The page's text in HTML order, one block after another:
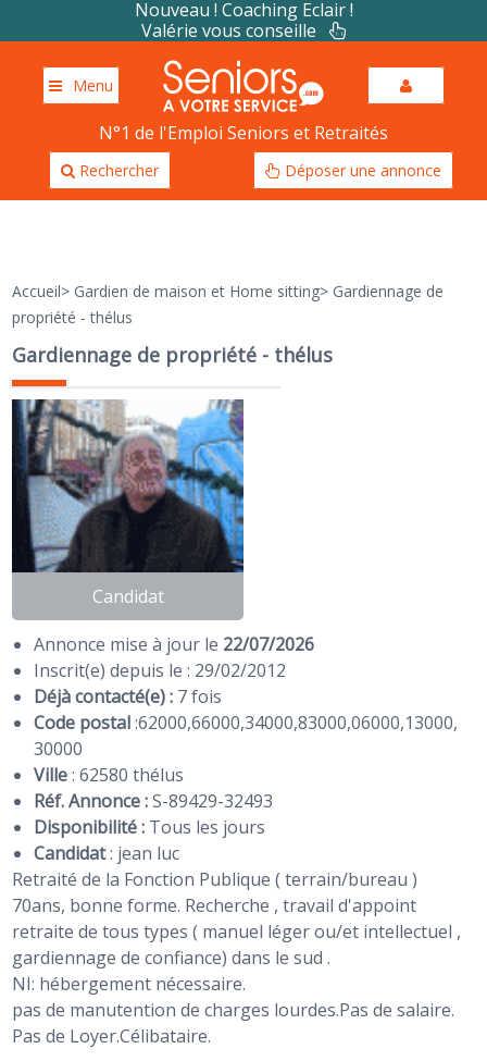
Nouveau ! Coaching Eclair !
Valérie vous conseille
Menu
N°1 de l'Emploi Seniors et Retraités
Rechercher Déposer une annonce
Accueil> Gardien de maison et Home sitting> Gardiennage de
propriété - thélus
Gardiennage de propriété - thélus
Candidat
Annonce mise à jour le 22/07/2026
Inscrit(e) depuis le : 29/02/2012
Déjà contacté(e) : 7 fois
Code postal:62000,66000,34000,83000,06000,13000,
30000
Ville: 62580 thélus
Réf. Annonce :S-89429-32493
Disponibilité : Tous les jours
Candidat: jean luc
Retraité de la Fonction Publique ( terrain/bureau )
70ans, bonne forme. Recherche , travail d'appoint
retraite de tous types ( manuel léger ou/et intellectuel ,
gardiennage de confiance) dans le sud .
NI: hébergement nécessaire.
pas de manutention de charges lourdes.Pas de salaire.
Pas de Loyer.Célibataire.